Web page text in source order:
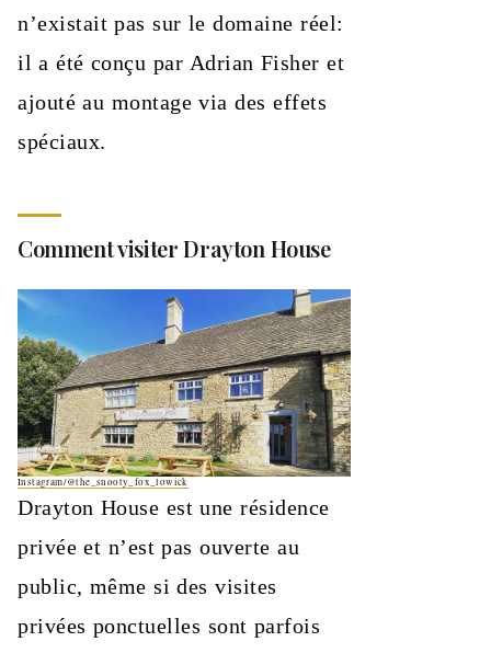
n’existait pas sur le domaine réel:
il a été conçu par Adrian Fisher et
ajouté au montage via des effets
spéciaux.
Comment visiter Drayton House
Instagram/@the_snooty_fox_lowick
Drayton House est une résidence
privée et n’est pas ouverte au
public, même si des visites
privées ponctuelles sont parfois